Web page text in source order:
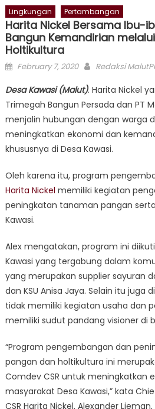
Lingkungan Pertambangan
Harita Nickel Bersama Ibu-
Bangun Kemandirian
Holtikultura
Posted
February 7, 2020 Author
Redaksi
Desa Kawasi (Malut). Harita Nickel
Trimegah Bangun Persada dan PT
menjalin hubungan dengan warga
meningkatkan ekonomi dan
khususnya di Desa Kawasi.
Oleh karena itu, program
Harita Nickel memiliki kegiatan
peningkatan tanaman pangan
Kawasi.
Alex mengatakan, program ini
Kawasi yang tergabung dalam
yang merupakan supplier sayuran
dan KSU Anisa Jaya. Selain itu juga
tidak memiliki kegiatan usaha dan
memiliki sudut pandang visioner di
“Program pengembangan dan
pangan dan holtikultura ini
Comdev CSR untuk meningkatkan
masyarakat Desa Kawasi,” kata
CSR Harita Nickel, Alexander